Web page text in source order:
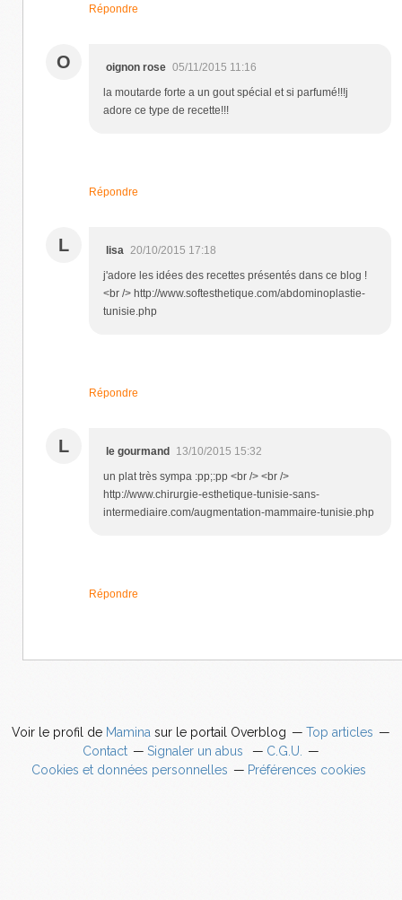
Répondre
O oignon rose 05/11/2015 11:16
la moutarde forte a un gout spécial et si parfumé!!!j
adore ce type de recette!!!
Répondre
L lisa
20/10/2015 17:18
j'adore les idées des recettes présentés dans ce blog !
<br /> http://www.softesthetique.com/abdominoplastie-
tunisie.php
Répondre
L le gourmand 13/10/2015 15:32
un plat très sympa :pp;:pp <br /> <br />
http://www.chirurgie-esthetique-tunisie-sans-
intermediaire.com/augmentation-mammaire-tunisie.php
Répondre
Voir le profil de Mamina sur le portail Overblog
Top articles
Contact
Signaler un abus
C.G.U.
Cookies et données personnelles
Préférences cookies